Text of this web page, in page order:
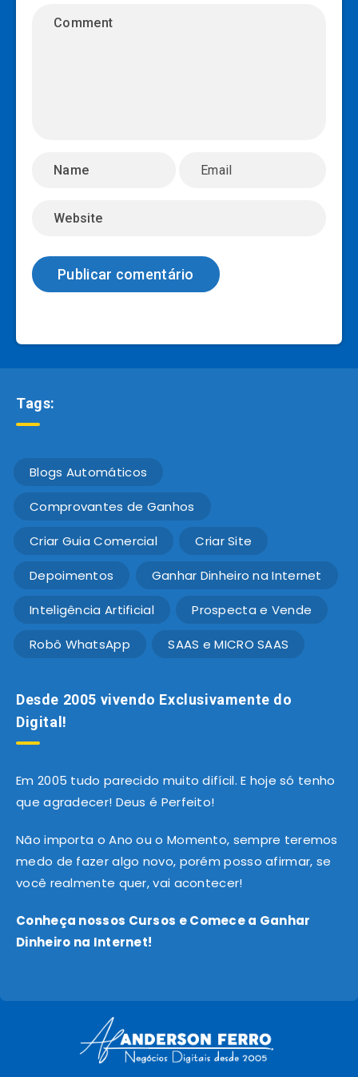
Tags:
Blogs Automáticos
Comprovantes de Ganhos
Criar Guia Comercial Criar Site
Depoimentos Ganhar Dinheiro na Internet
Inteligência Artificial Prospecta e Vende
Robô WhatsApp SAAS e MICRO SAAS
Desde 2005 vivendo Exclusivamente do
Digital!
Em 2005 tudo parecido muito difícil. E hoje só tenho
que agradecer! Deus é Perfeito!
Não importa o Ano ou o Momento, sempre teremos
medo de fazer algo novo, porém posso afirmar, se
você realmente quer, vai acontecer!
Conheça nossos Cursos e Comece a Ganhar
Dinheiro na Internet!